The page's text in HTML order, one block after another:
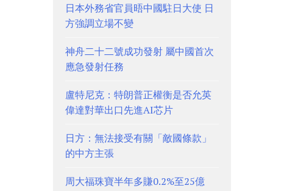
日本外務省官員晤中國駐日大使 日
方強調立場不變
神舟二十二號成功發射 屬中國首次
應急發射任務
盧特尼克：特朗普正權衡是否允英
偉達對華出口先進AI芯片
日方：無法接受有關「敵國條款」
的中方主張
周大福珠寶半年多賺0.2%至25億